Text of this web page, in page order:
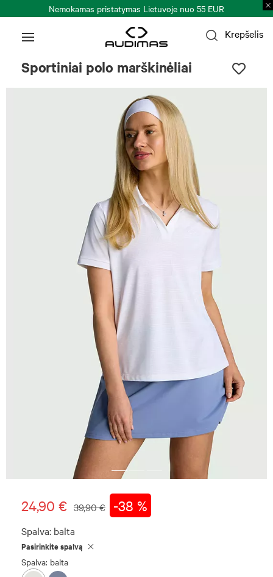
Nemokamas pristatymas Lietuvoje nuo 55 EUR
Krepšelis
Sportiniai polo marškinėliai
24,90 € 39,90 € -38 %
Spalva: balta
Pasirinkite spalvą
Spalva: balta